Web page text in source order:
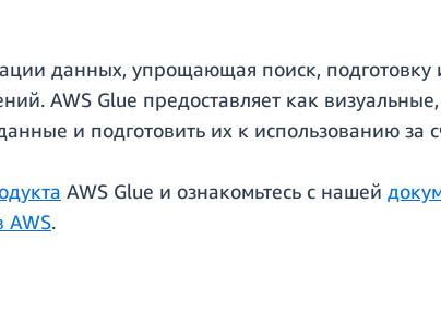
данных, упрощающая поиск,
AWS Glue предоставляет как
и подготовить их к использованию за
AWS Glue и ознакомьтесь с нашей
AWS.